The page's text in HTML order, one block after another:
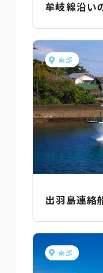
牟岐線沿い
南部
出羽島連
南部